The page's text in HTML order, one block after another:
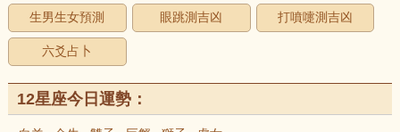
生男生女預測 眼跳測吉凶 打噴嚏測吉凶
六爻占卜
12星座今日運勢：